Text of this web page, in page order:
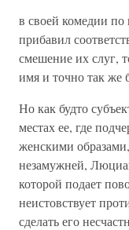
в своей комедии
прибавил
смешение их слуг,
имя и точно так же
Но как будто
местах ее, где
женскими
незамужней,
которой подает
неистовствует
сделать его